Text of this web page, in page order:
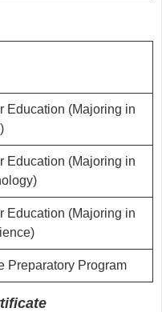
Education (Majoring in
Education (Majoring in
Education (Majoring in
Preparatory Program